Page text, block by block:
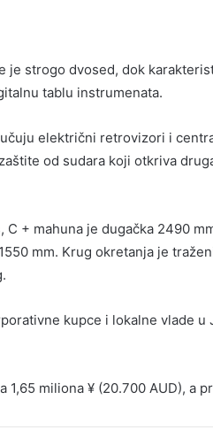
je strogo dvosed, dok
tablu instrumenata.
električni retrovizori i
od sudara koji otkriva
+ mahuna je dugačka 2490
mm. Krug okretanja je
kupce i lokalne vlade
1,65 miliona ¥ (20.700 AUD), a